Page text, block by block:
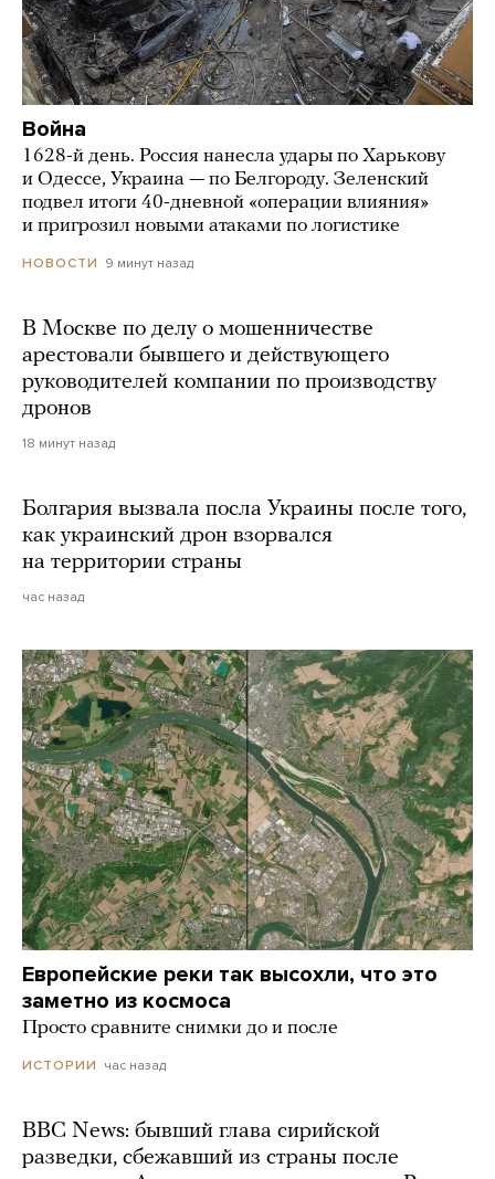
Война
1628-й день. Россия нанесла удары по Харькову
и Одессе, Украина — по Белгороду. Зеленский
подвел итоги 40-дневной «операции влияния»
и пригрозил новыми атаками по логистике
НОВОСТИ 9 минут назад
В Москве по делу о мошенничестве
арестовали бывшего и действующего
руководителей компании по производству
дронов
18 минут назад
Болгария вызвала посла Украины после того,
как украинский дрон взорвался
на территории страны
час назад
Европейские реки так высохли, что это
заметно из космоса
Просто сравните снимки до и после
ИСТОРИИ час назад
BBC News: бывший глава сирийской
разведки, сбежавший из страны после